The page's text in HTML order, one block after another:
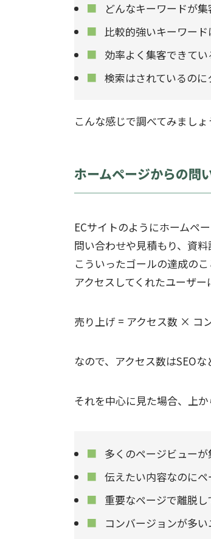
どんなキーワードが
比較的強いキーワー
効率よく集客できて
検索はされているのに
こんな感じで調べてみましょ
ホームページからの問
ECサイトのようにホームペ
問い合わせや見積もり、資
こういったゴールの達成の
アクセスしてくれたユーザ
売り上げ = アクセス数 × コ
なので、アクセス数はSEO
それを中心に見た場合、上か
多くのページビュー
伝えたい内容なのに
重要なページで離脱
コンバージョンが多